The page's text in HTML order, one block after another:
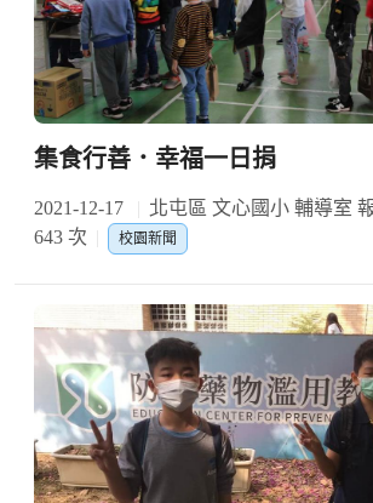
集食行善．幸福一日捐
2021-12-17 北屯區 文心國小 輔導室
643 次
校園新聞